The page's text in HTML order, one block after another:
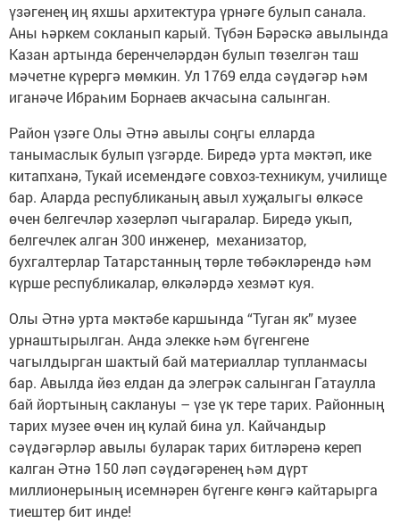
үзәгенең иң яхшы архитектура үрнәге булып санала.
Аны һәркем сокланып карый. Түбән Бәрәскә авылында
Казан артында беренчеләрдән булып төзелгән таш
мәчетне күрергә мөмкин. Ул 1769 елда сәүдәгәр һәм
иганәче Ибраһим Борнаев акчасына салынган.
Район үзәге Олы Әтнә авылы соңгы елларда
танымаслык булып үзгәрде. Биредә урта мәктәп, ике
китапханә, Тукай исемендәге совхоз-техникум, училище
бар. Аларда республиканың авыл хуҗалыгы өлкәсе
өчен белгечләр хәзерләп чыгаралар. Биредә укып,
белгечлек алган 300 инженер, механизатор,
бухгалтерлар Татарстанның төрле төбәкләрендә һәм
күрше респуб­ликалар, өлкәләрдә хезмәт куя.
Олы Әтнә урта мәктәбе каршында “Туган як” музее
урнаш­тырылган. Анда элекке һәм бүгенгене
чагылдырган шактый бай материаллар тупланмасы
бар. Авылда йөз елдан да элег­рәк салынган Гатаулла
бай йортының саклануы – үзе үк тере тарих. Районның
тарих музее өчен иң кулай бина ул. Кайчандыр
сәүдәгәрләр авылы буларак тарих битләренә кереп
калган Әтнә 150 ләп сәүдәгәренең һәм дүрт
миллионерының исемнәрен бүгенге көнгә кайтарырга
тиештер бит инде!